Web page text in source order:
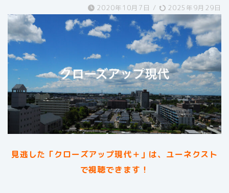
2020年10月7日 / 2025年9月29日
見逃した「クローズアップ現代＋」は、ユーネクスト
で視聴できます！